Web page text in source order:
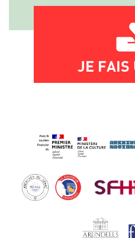
JE FAIS